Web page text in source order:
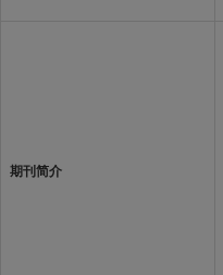
期刊简介